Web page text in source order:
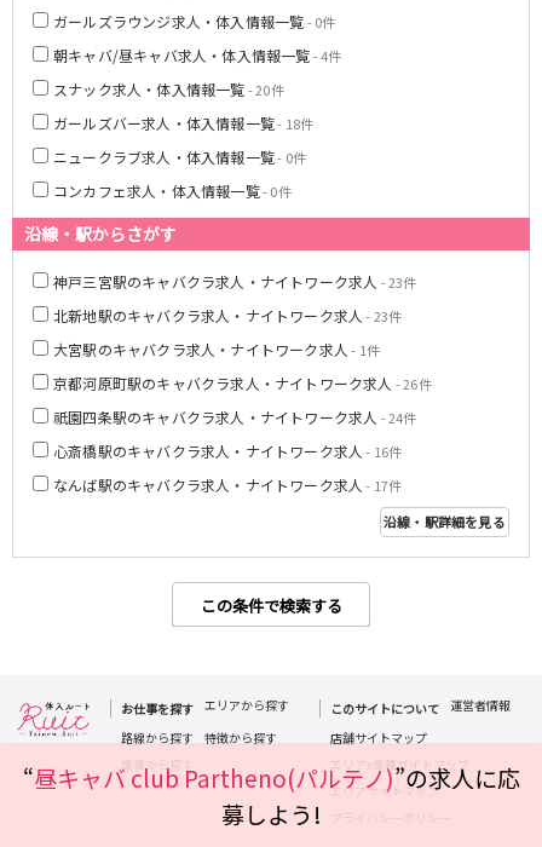
ガールズラウンジ求人・体入情報一覧- 0件
朝キャバ/昼キャバ求人・体入情報一覧- 4件
スナック求人・体入情報一覧- 20件
ガールズバー求人・体入情報一覧- 18件
ニュークラブ求人・体入情報一覧- 0件
コンカフェ求人・体入情報一覧- 0件
沿線・駅からさがす
神戸三宮駅のキャバクラ求人・ナイトワーク求人 - 23件
北新地駅のキャバクラ求人・ナイトワーク求人 - 23件
大宮駅のキャバクラ求人・ナイトワーク求人 - 1件
京都河原町駅のキャバクラ求人・ナイトワーク求人 - 26件
祇園四条駅のキャバクラ求人・ナイトワーク求人 - 24件
心斎橋駅のキャバクラ求人・ナイトワーク求人 - 16件
なんば駅のキャバクラ求人・ナイトワーク求人 - 17件
沿線・駅詳細を見る
この条件で検索する
阪急宝塚本線
十三駅
阪神本線
神戸三宮駅
尼崎駅
西宮駅
出屋敷駅
福島駅
JR山陽本線(姫路～岡山)
姫路駅
JR大阪環状線
大阪駅
京橋駅
天満駅
弁天町駅
森ノ宮駅
福島駅
扇町駅
北浜駅
近鉄難波線
Osaka Metro千日前線
お仕事を探す エリアから探す
路線から探す
特徴から探す
業種から探す
このサイトについて
運営者情報
店舗サイトマップ
エリアx業種サイトマップ
エリアサイトマップ
“昼キャバ club Partheno(パルテノ)”の求人に応
募しよう!